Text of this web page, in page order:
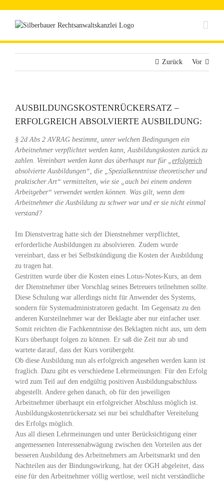
springen
Zurück Vor
AUSBILDUNGSKOSTENRÜCKERSATZ –
ERFOLGREICH ABSOLVIERTE AUSBILDUNG:
§ 2d Abs 2 AVRAG bestimmt, unter welchen Bedingungen ein
Arbeitnehmer verpflichtet werden kann, Ausbildungskosten zurück zu
zahlen. Vereinbart werden kann das überhaupt nur für „erfolgreich
absolvierte Ausbildungen“, die „Spezialkenntnisse theoretischer und
praktischer Art“ vermittelten, wie sie „auch bei einem anderen
Arbeitgeber“ verwendet werden können. Was gilt, wenn dem
Arbeitnehmer die Ausbildung zu schwer war und er sie nicht einmal
verstand?
Im Dienstvertrag hatte sich der Dienstnehmer verpflichtet,
erforderliche Ausbildungen zu absolvieren. Zudem wurde
vereinbart, dass er bei Selbstkündigung die Kosten der Ausbildung
zu tragen hat.
Gestritten wurde über die Kosten eines Lotus-Notes-Kurs, an dem
der Dienstnehmer über Vorschlag seines Betreuers teilnehmen sollte.
Diese Schulung war allerdings nicht für Anwender des Systems,
sondern für Systemadministratoren gedacht. Im Gegensatz zu den
anderen Kursteilnehmer war der Beklagte aber nur einfacher user.
Somit reichten die Fachkenntnisse des Beklagten nicht aus, um dem
Kurs überhaupt folgen zu können. Er saß die Zeit nur ab und
wartete darauf, dass der Kurs vorübergeht.
Ob diese Ausbildung nun als erfolgreich angesehen werden kann ist
fraglich. Dazu gibt es verschiedene Lehrmeinungen: Für den Erfolg
wird zum Teil auf den endgültig positiven Ausbildungsabschluss
abgestellt. Andere gehen danach, ob für den jeweiligen
Arbeitnehmer überhaupt ein erfolgreicher Abschluss möglich ist.
Ausbildungskostenrückersatz sei nur bei schuldhafter Vereitelung
des Erfolgs möglich.
Aus all diesen Lehrmeinungen und unter Berücksichtigung einer
angemessenen Interessenabwägung zwischen den Vorteilen aus der
besseren Ausbildung des Arbeitnehmers am Arbeitsmarkt und den
Nachteilen aus der Bindungswirkung, hat der OGH abgeleitet, dass
eine für den Arbeitnehmer völlig wertlose, weil nicht verständliche